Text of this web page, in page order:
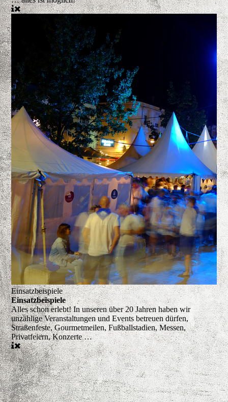
Einsatzbeispiele
Einsatzbeispiele
Alles schon erlebt!In unseren über 20 Jahren haben wir
unzählige Veranstaltungen und Events betreuen dürfen,
Straßenfeste, Gourmetmeilen, Fußballstadien, Messen,
Privatfeiern, Konzerte …